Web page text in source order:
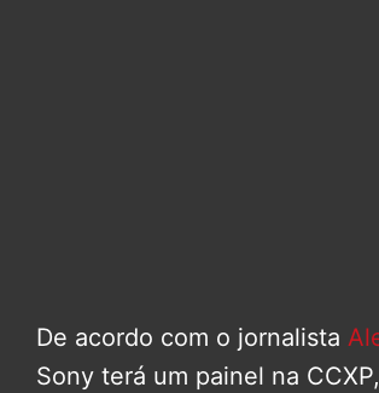
De acordo com o jornalista
Sony terá um painel na